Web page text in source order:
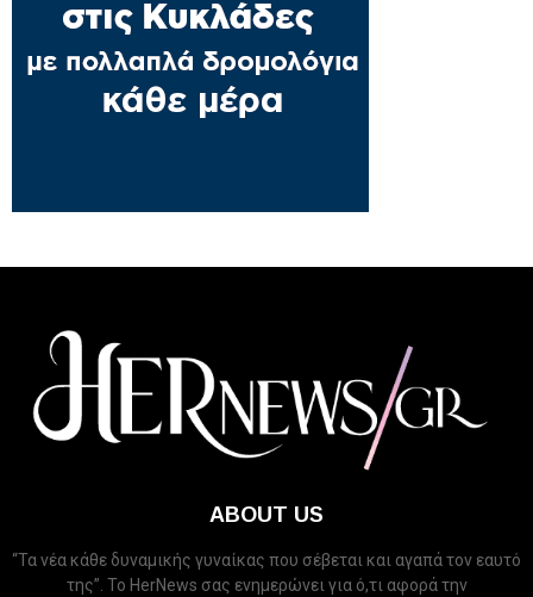
ABOUT US
“Τα νέα κάθε δυναμικής γυναίκας που σέβεται και αγαπά τον εαυτό
της”. Το HerNews σας ενημερώνει για ό,τι αφορά την